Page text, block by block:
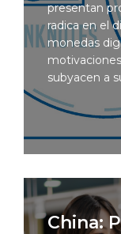
presentan
radica en el
monedas
subyacen a
China: